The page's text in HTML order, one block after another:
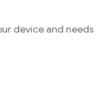
device and needs